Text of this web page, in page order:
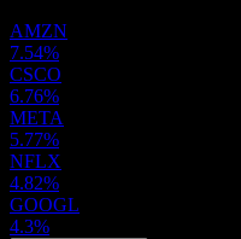
AMZN
7.54%
CSCO
6.76%
META
5.77%
NFLX
4.82%
GOOGL
4.3%